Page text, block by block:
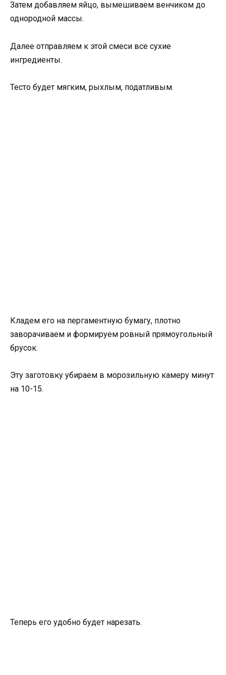
Затем добавляем яйцо, вымешиваем венчиком до
однородной массы.
Далее отправляем к этой смеси все сухие
ингредиенты.
Тесто будет мягким, рыхлым, податливым.
Кладем его на пергаментную бумагу, плотно
заворачиваем и формируем ровный прямоугольный
брусок.
Эту заготовку убираем в морозильную камеру минут
на 10-15.
Теперь его удобно будет нарезать.